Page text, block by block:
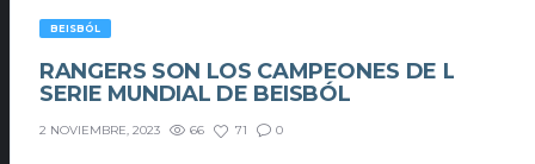
BEISBÓL
RANGERS SON LOS CAMPEONES DE LA
SERIE MUNDIAL DE BEISBÓL
2 NOVIEMBRE, 2023 66 71 0